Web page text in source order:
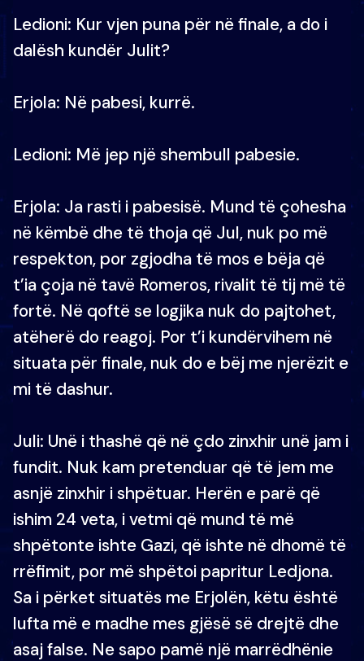
Ledioni: Kur vjen puna për në finale, a do i
dalësh kundër Julit?
Erjola: Në pabesi, kurrë.
Ledioni: Më jep një shembull pabesie.
Erjola: Ja rasti i pabesisë. Mund të çohesha
në këmbë dhe të thoja që Jul, nuk po më
respekton, por zgjodha të mos e bëja që
t’ia çoja në tavë Romeros, rivalit të tij më të
fortë. Në qoftë se logjika nuk do pajtohet,
atëherë do reagoj. Por t’i kundërvihem në
situata për finale, nuk do e bëj me njerëzit e
mi të dashur.
Juli: Unë i thashë që në çdo zinxhir unë jam i
fundit. Nuk kam pretenduar që të jem me
asnjë zinxhir i shpëtuar. Herën e parë që
ishim 24 veta, i vetmi që mund të më
shpëtonte ishte Gazi, që ishte në dhomë të
rrëfimit, por më shpëtoi papritur Ledjona.
Sa i përket situatës me Erjolën, këtu është
lufta më e madhe mes gjësë së drejtë dhe
asaj false. Ne sapo pamë një marrëdhënie